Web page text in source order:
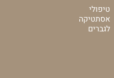
טיפולי
אסתטיקה
לגברים